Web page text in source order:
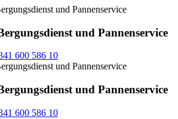
und Pannenservice
600 586 10
und Pannenservice
600 586 10